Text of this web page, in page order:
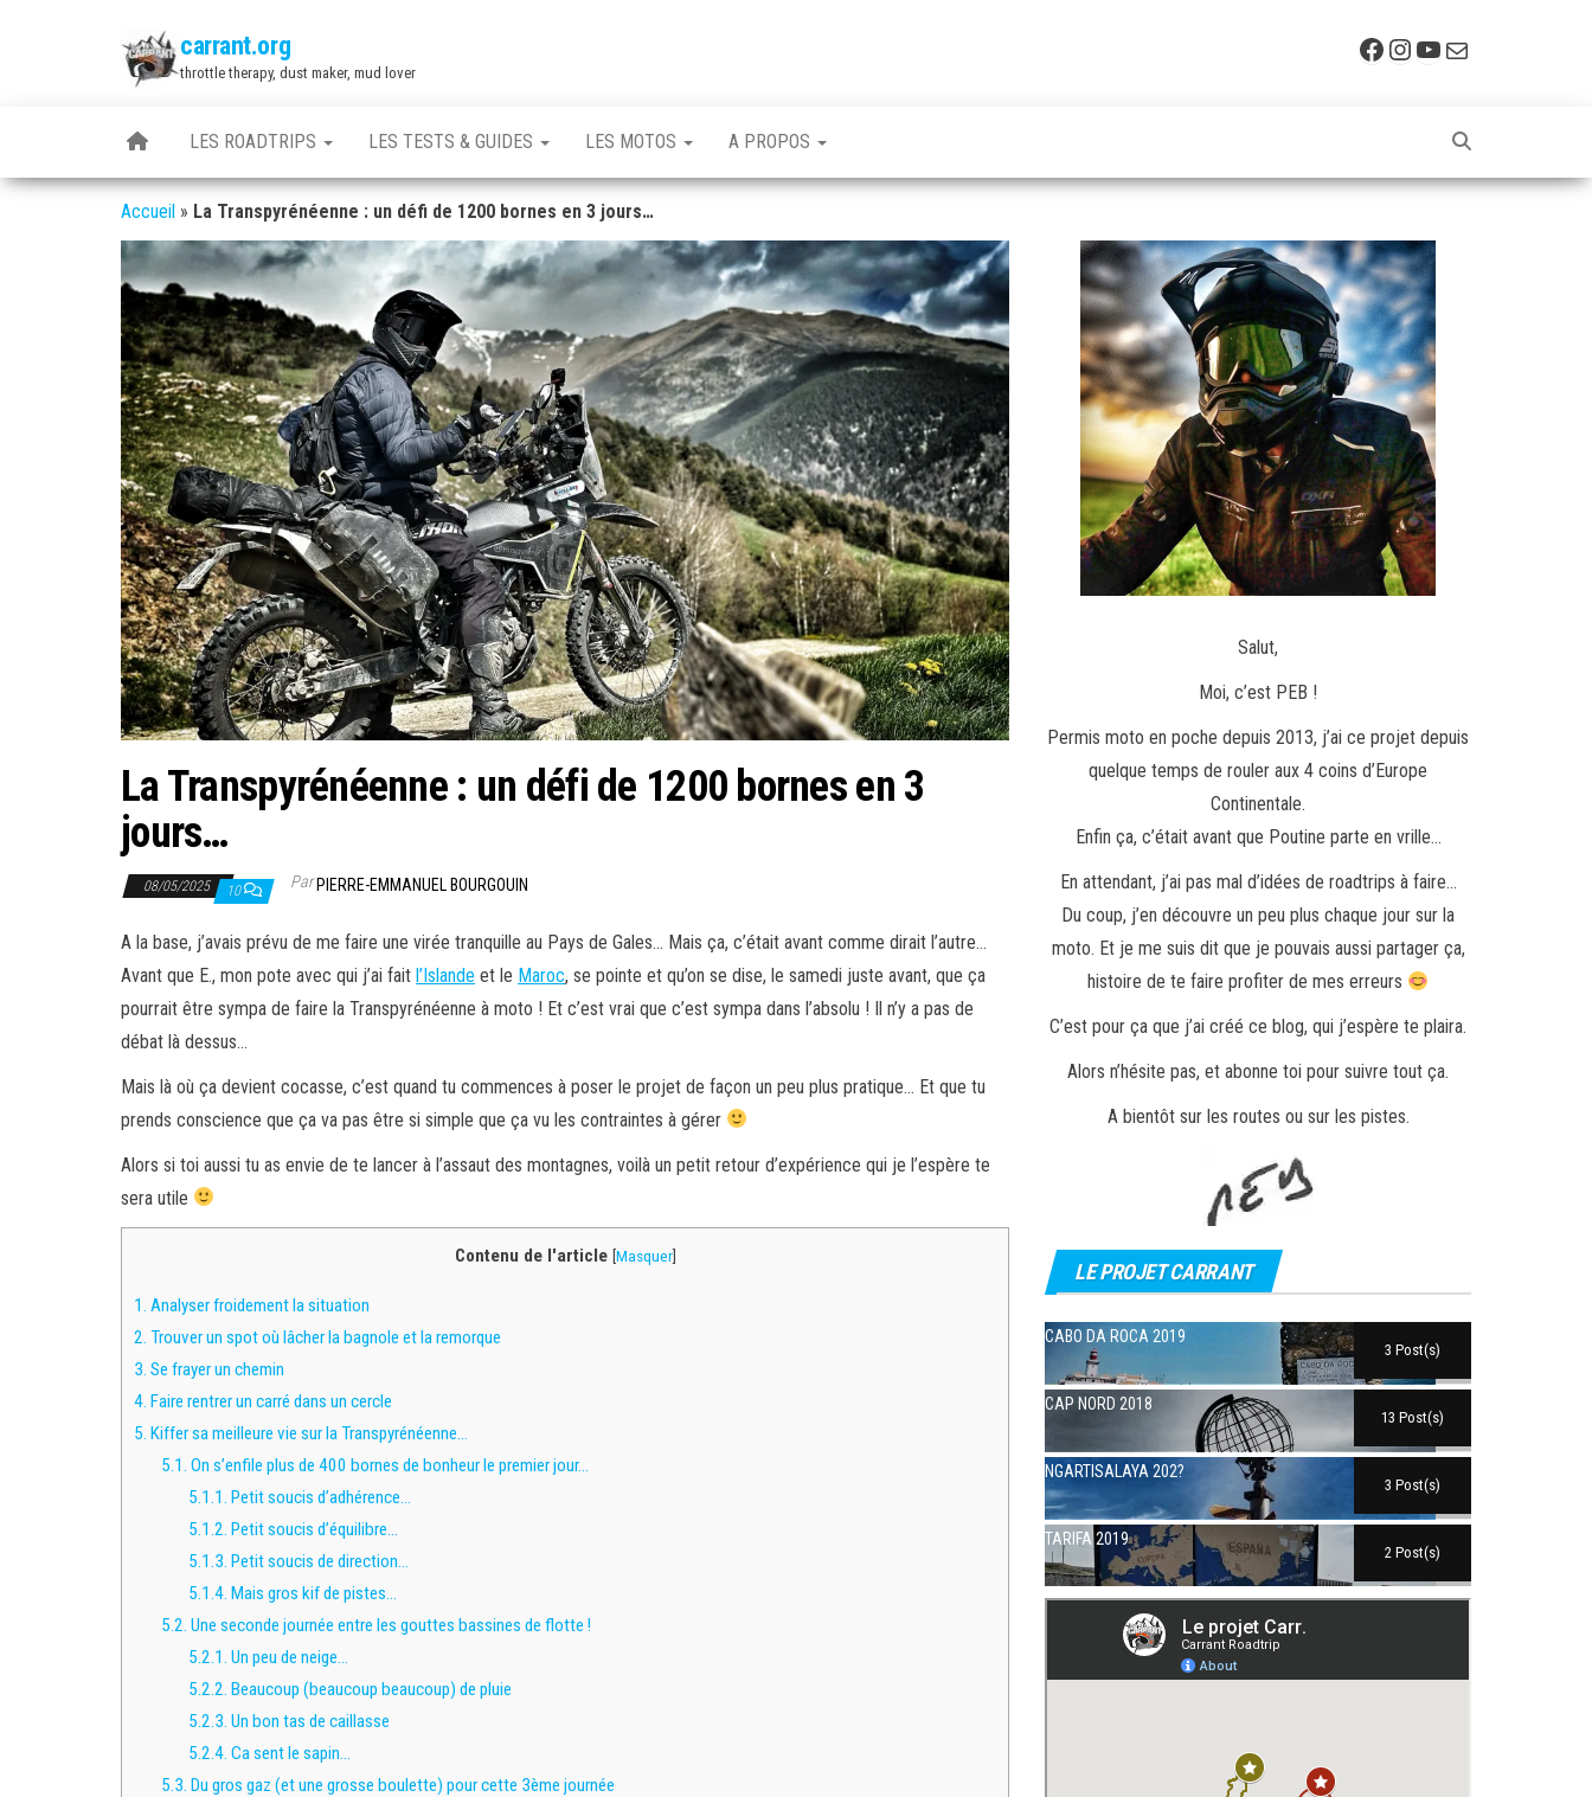
carrant.org
throttle therapy, dust maker, mud lover
Facebook
Instagram
YouTube
E-mail
LES ROADTRIPS LES TESTS & GUIDES LES MOTOS A PROPOS
Accueil » La Transpyrénéenne : un défi de 1200 bornes en 3 jours…
La Transpyrénéenne : un défi de 1200 bornes en 3
jours…
08/05/2025 10 ParPIERRE-EMMANUEL BOURGOUIN
A la base, j’avais prévu de me faire une virée tranquille au Pays de Gales… Mais ça, c’était avant comme dirait l’autre…
Avant que E., mon pote avec qui j’ai fait l’Islande et le Maroc, se pointe et qu’on se dise, le samedi juste avant, que ça
pourrait être sympa de faire la Transpyrénéenne à moto ! Et c’est vrai que c’est sympa dans l’absolu ! Il n’y a pas de
débat là dessus…
Mais là où ça devient cocasse, c’est quand tu commences à poser le projet de façon un peu plus pratique… Et que tu
prends conscience que ça va pas être si simple que ça vu les contraintes à gérer
Alors si toi aussi tu as envie de te lancer à l’assaut des montagnes, voilà un petit retour d’expérience qui je l’espère te
sera utile
Contenu de l'article [Masquer]
1. Analyser froidement la situation
2. Trouver un spot où lâcher la bagnole et la remorque
3. Se frayer un chemin
4. Faire rentrer un carré dans un cercle
5. Kiffer sa meilleure vie sur la Transpyrénéenne…
5.1. On s’enfile plus de 400 bornes de bonheur le premier jour…
5.1.1. Petit soucis d’adhérence…
5.1.2. Petit soucis d’équilibre…
5.1.3. Petit soucis de direction…
5.1.4. Mais gros kif de pistes…
5.2. Une seconde journée entre les gouttes bassines de flotte !
5.2.1. Un peu de neige…
5.2.2. Beaucoup (beaucoup beaucoup) de pluie
5.2.3. Un bon tas de caillasse
5.2.4. Ca sent le sapin…
5.3. Du gros gaz (et une grosse boulette) pour cette 3ème journée
Salut,
Moi, c’est PEB !
Permis moto en poche depuis 2013, j’ai ce projet depuis
quelque temps de rouler aux 4 coins d’Europe
Continentale.
Enfin ça, c’était avant que Poutine parte en vrille…
En attendant, j’ai pas mal d’idées de roadtrips à faire…
Du coup, j’en découvre un peu plus chaque jour sur la
moto. Et je me suis dit que je pouvais aussi partager ça,
histoire de te faire profiter de mes erreurs
C’est pour ça que j’ai créé ce blog, qui j’espère te plaira.
Alors n’hésite pas, et abonne toi pour suivre tout ça.
A bientôt sur les routes ou sur les pistes.
LE PROJET CARRANT
CABO DA ROCA 2019
3 Post(s)
CAP NORD 2018
13 Post(s)
NGARTISALAYA 202?
3 Post(s)
TARIFA 2019
2 Post(s)